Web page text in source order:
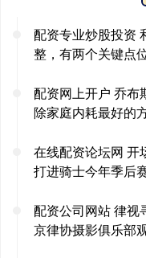
配资专业炒股投资
整，有两个关键点
配资网上开户 乔布
除家庭内耗最好的
在线配资论坛网 开
打进骑士今年季后
配资公司网站 律
京律协摄影俱乐部